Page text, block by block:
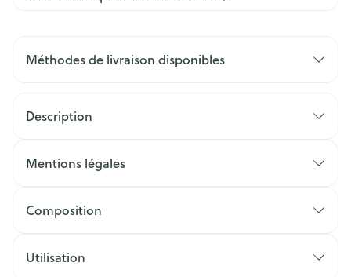
Méthodes de livraison disponibles
Description
Mentions légales
Composition
Utilisation